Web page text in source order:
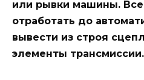
или рывки машины.
отработать до
вывести из строя
элементы трансмиссии.